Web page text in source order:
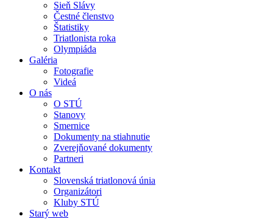
Sieň Slávy
Čestné členstvo
Štatistiky
Triatlonista roka
Olympiáda
Galéria
Fotografie
Videá
O nás
O STÚ
Stanovy
Smernice
Dokumenty na stiahnutie
Zverejňované dokumenty
Partneri
Kontakt
Slovenská triatlonová únia
Organizátori
Kluby STÚ
Starý web